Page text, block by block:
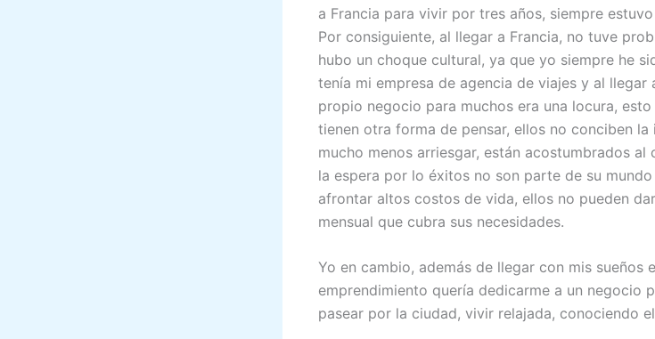
a Francia para vivir por tres años, siempre
Por consiguiente, al llegar a Francia, no tuve
hubo un choque cultural, ya que yo siempre he
tenía mi empresa de agencia de viajes y al llegar
propio negocio para muchos era una locura,
tienen otra forma de pensar, ellos no conciben
mucho menos arriesgar, están acostumbrados
la espera por lo éxitos no son parte de su
afrontar altos costos de vida, ellos no pueden
mensual que cubra sus necesidades.
Yo en cambio, además de llegar con mis sueños
emprendimiento quería dedicarme a un negocio
pasear por la ciudad, vivir relajada, conociendo